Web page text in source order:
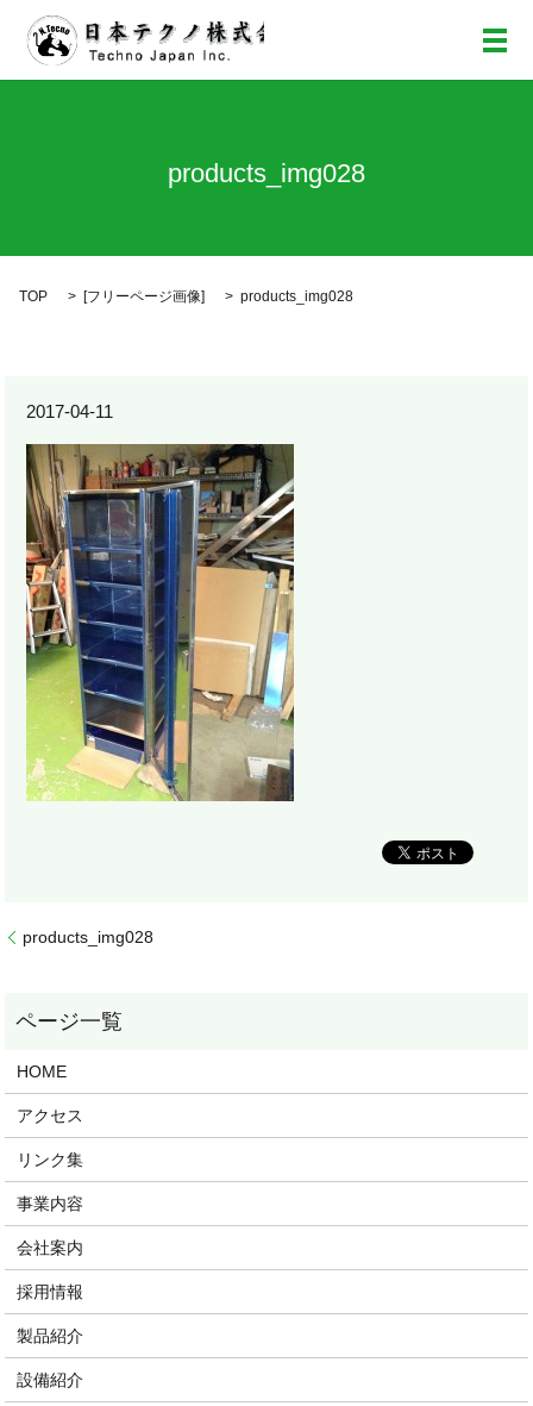
メ
products_img028
TOP [フリーページ画像] products_img028
2017-04-11
products_img028
HOME
アクセス
リンク集
事業内容
会社案内
採用情報
製品紹介
設備紹介